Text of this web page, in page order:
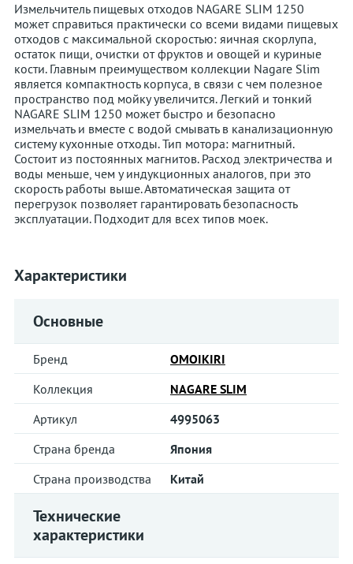
Измельчитель пищевых отходов NAGARE SLIM 1250
может справиться практически со всеми видами пищевых
отходов с максимальной скоростью: яичная скорлупа,
остаток пищи, очистки от фруктов и овощей и куриные
кости. Главным преимуществом коллекции Nagare Slim
является компактность корпуса, в связи с чем полезное
пространство под мойку увеличится. Легкий и тонкий
NAGARE SLIM 1250 может быстро и безопасно
измельчать и вместе с водой смывать в канализационную
систему кухонные отходы. Тип мотора: магнитный.
Состоит из постоянных магнитов. Расход электричества и
воды меньше, чем у индукционных аналогов, при это
скорость работы выше. Автоматическая защита от
перегрузок позволяет гарантировать безопасность
эксплуатации. Подходит для всех типов моек.
Характеристики
Основные
Бренд
OMOIKIRI
Коллекция
NAGARE SLIM
Артикул
4995063
Страна бренда
Япония
Страна производства
Китай
Технические
характеристики